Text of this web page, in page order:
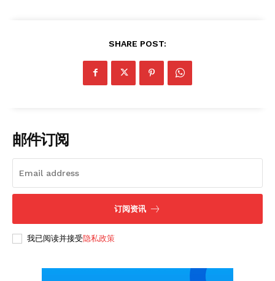
Contact us
Subscription Plans
My account
SHARE POST:
邮件订阅
订阅资讯
我已阅读并接受隐私政策